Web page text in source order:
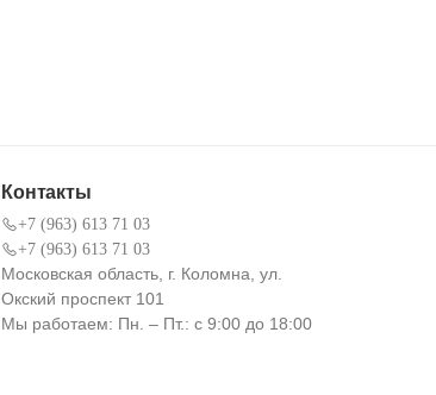
Контакты
+7 (963) 613 71 03
+7 (963) 613 71 03
Московская область, г. Коломна, ул.
Окский проспект 101
Мы работаем: Пн. – Пт.: с 9:00 до 18:00